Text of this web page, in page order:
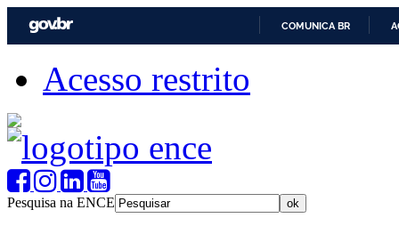
COMUNICA BR
Acesso restrito
Pesquisa na ENCE